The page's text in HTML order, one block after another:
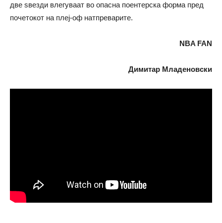
две ѕвезди влегуваат во опасна поентерска форма пред
почетокот на плеј-оф натпреварите.
NBA FAN
Димитар Младеновски